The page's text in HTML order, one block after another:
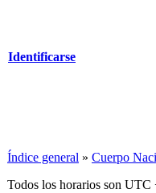
Identificarse
Índice general » Cuerpo
Todos los horarios son UTC